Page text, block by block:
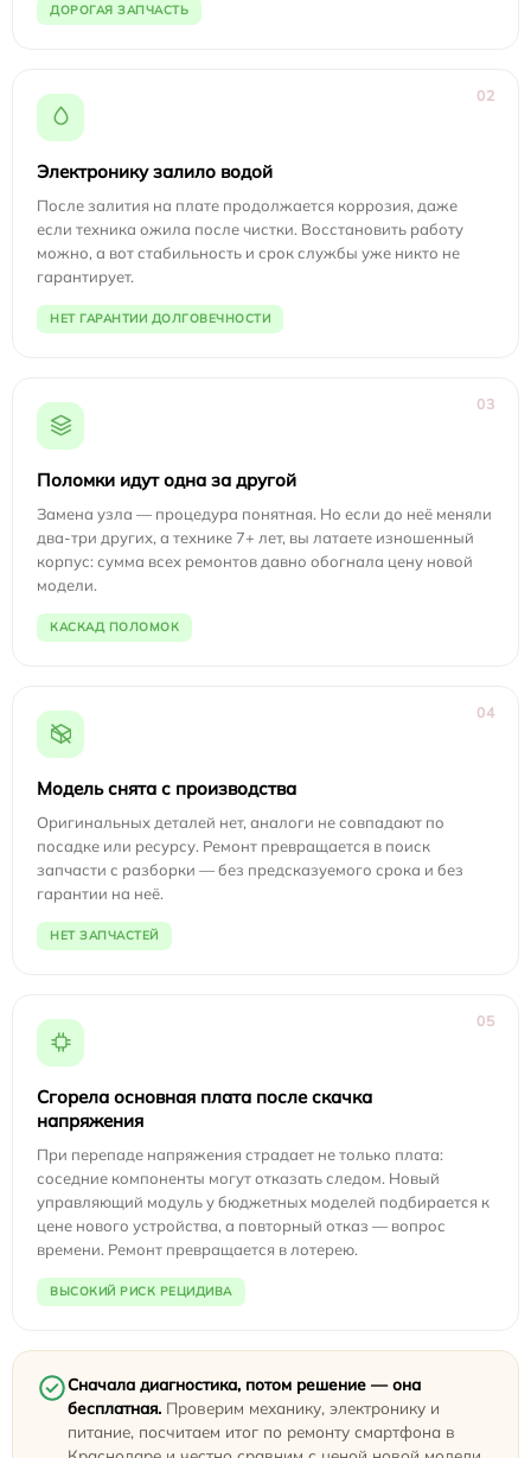
ДОРОГАЯ ЗАПЧАСТЬ
02
Электронику залило водой
После залития на плате продолжается коррозия, даже
если техника ожила после чистки. Восстановить работу
можно, а вот стабильность и срок службы уже никто не
гарантирует.
НЕТ ГАРАНТИИ ДОЛГОВЕЧНОСТИ
03
Поломки идут одна за другой
Замена узла — процедура понятная. Но если до неё меняли
два-три других, а технике 7+ лет, вы латаете изношенный
корпус: сумма всех ремонтов давно обогнала цену новой
модели.
КАСКАД ПОЛОМОК
04
Модель снята с производства
Оригинальных деталей нет, аналоги не совпадают по
посадке или ресурсу. Ремонт превращается в поиск
запчасти с разборки — без предсказуемого срока и без
гарантии на неё.
НЕТ ЗАПЧАСТЕЙ
05
Сгорела основная плата после скачка
напряжения
При перепаде напряжения страдает не только плата:
соседние компоненты могут отказать следом. Новый
управляющий модуль у бюджетных моделей подбирается к
цене нового устройства, а повторный отказ — вопрос
времени. Ремонт превращается в лотерею.
ВЫСОКИЙ РИСК РЕЦИДИВА
Сначала диагностика, потом решение — она
бесплатная. Проверим механику, электронику и
питание, посчитаем итог по ремонту смартфона в